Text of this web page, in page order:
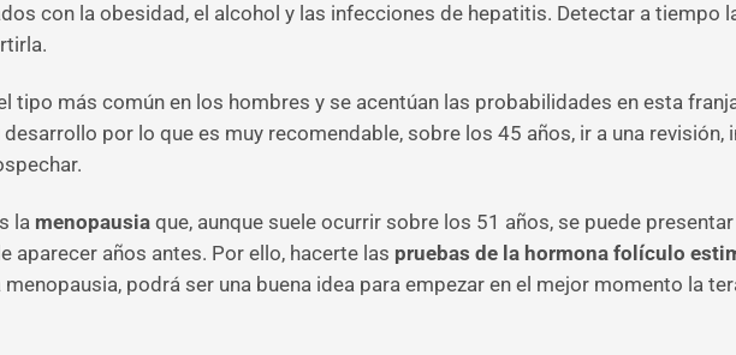
con la obesidad, el alcohol y las infecciones de hepatitis. Detectar a tiempo
tipo más común en los hombres y se acentúan las probabilidades en esta
por lo que es muy recomendable, sobre los 45 años, ir a una revisión,
la menopausia que, aunque suele ocurrir sobre los 51 años, se puede
aparecer años antes. Por ello, hacerte las pruebas de la hormona folículo
menopausia, podrá ser una buena idea para empezar en el mejor momento la